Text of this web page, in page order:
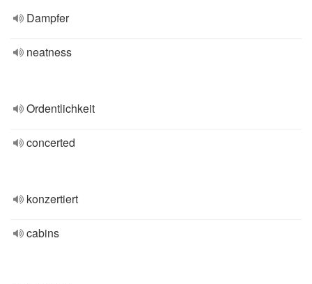
Dampfer
neatness
Ordentlichkeit
concerted
konzertiert
cabins